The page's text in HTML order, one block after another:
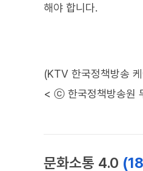
해야 합니다.
(KTV 한국정책방송
< ⓒ 한국정책방송원
문화소통 4.0